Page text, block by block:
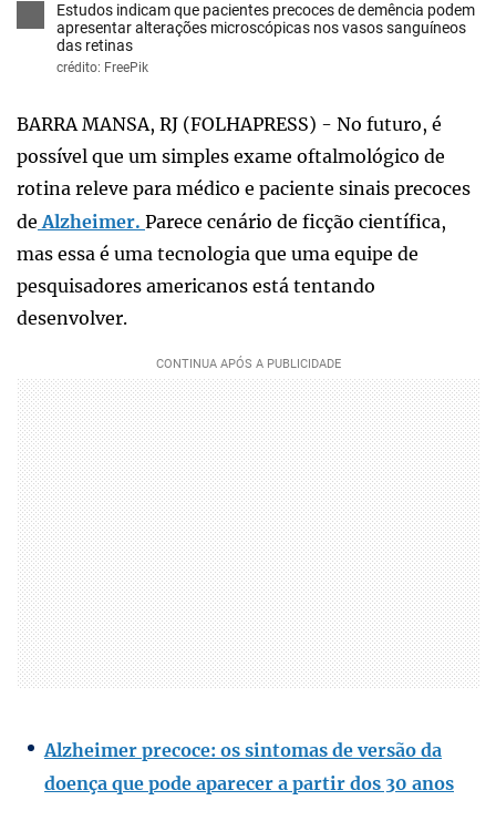
Estudos indicam que pacientes precoces de demência podem
apresentar alterações microscópicas nos vasos sanguíneos
das retinas
crédito: FreePik
BARRA MANSA, RJ (FOLHAPRESS) - No futuro, é
possível que um simples exame oftalmológico de
rotina releve para médico e paciente sinais precoces
de Alzheimer. Parece cenário de ficção científica,
mas essa é uma tecnologia que uma equipe de
pesquisadores americanos está tentando
desenvolver.
Alzheimer precoce: os sintomas de versão da
doença que pode aparecer a partir dos 30 anos